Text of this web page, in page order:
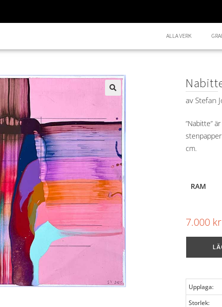
ALLA VERK
🔍 av Stefan
”Nabitte”
cm.
RAM
7.000 kr
Upplaga:
Storlek: